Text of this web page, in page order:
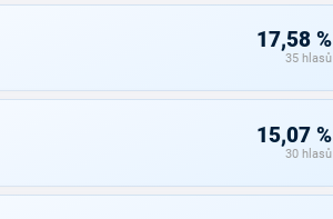
17,58 %
35 hlasů
15,07 %
30 hlasů